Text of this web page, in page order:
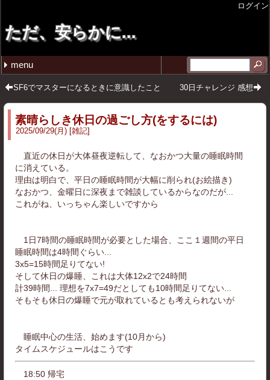
ログイン
ただ、安らかに...
menu
最近の記事
tmuxで垂直ペインを後から追加したい
週報 26年4月第4週目
週報 26年4月第3週目
週報 26年4月第2週目
週報 26年3月第4週目
月別の記事リスト
2026年 (20)
2026年07月 (1)
2026年04月 (3)
2026年03月 (6)
2026年02月 (2)
2026年01月 (8)
2025年 (27)
2025年12月 (5)
2025年11月 (2)
2025年10月 (3)
2025年09月 (3)
2025年08月 (5)
2025年03月 (2)
2025年02月 (4)
2025年01月 (3)
2024年 (12)
2024年12月 (8)
2024年11月 (2)
2024年08月 (1)
2024年02月 (1)
2023年 (1)
2023年12月 (1)
2022年 (2)
2022年11月 (1)
2022年10月 (1)
2020年 (1)
2020年12月 (1)
タグ雑記 (42)
自省 (12)
プログラム (12)
C++ (5)
11 (5)
VirtualBox (1)
Linux (2)
tmux (1)
ゲーム (5)
スマブラSP (1)
スプラトゥーン3 (1)
ストリートファイター6 (3)
コミックマーケット (4)
その他 (2)
仕事 (1)
ガジェット (3)
ソフトウェア (2)
GIT (2)
無印良品 (1)
イラスト (4)
ポエム (1)
圏論 (1)
音楽 (1)
SF6でマスターになるときに意識したこと 30日チャレンジ 感想
素晴らしき休日の過ごし方(をするには)
2025/09/29(月) 雑記
直近の休日が大体昼夜逆転して、なおかつ大量の睡眠時間
に消えている。
理由は明白で、平日の睡眠時間が大幅に削られ(お絵描き)
なおかつ、金曜日に深夜まで雑談しているからなのだが...
これがね、いっちゃん楽しいですから
1日7時間の睡眠時間が必要とした場合、ここ１週間の平日
睡眠時間は4時間ぐらい...
3x5=15時間足りてない!
そして休日の爆睡、これは大体12x2で24時間
計39時間... 理想を7x7=49だとしても10時間足りてない...
そもそも休日の爆睡で元が取れているとも考えられないが
睡眠中心の生活、始めます(10月から)
タイムスケジュールはこうです
18:50 帰宅